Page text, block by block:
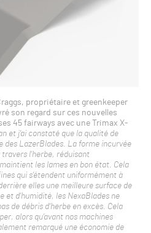
propriétaire et greenkeeper
son regard sur ces nouvelles
45 fairways avec une Trimax X-
et j’ai constaté que la qualité de
des LazerBlades. La forme incurvée
l’herbe, réduisant
les lames en bon état. Cela
qui s’étendent uniformément à
elles une meilleure surface de
et d’humidité, les NexaBlades ne
de débris d’herbe en excès. Cela
alors qu’avant nos machines
remarqué une économie de